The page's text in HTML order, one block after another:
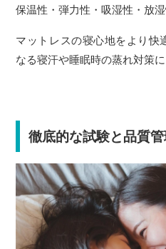
保温性・弾力性・吸湿性・放湿
マットレスの寝心地をより快
なる寝汗や睡眠時の蒸れ対策
徹底的な試験と品質